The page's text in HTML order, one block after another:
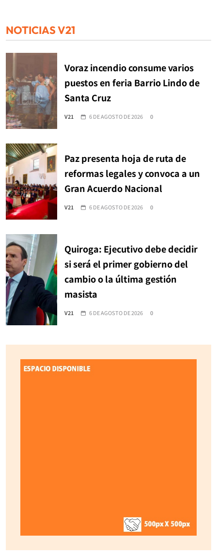
NOTICIAS V21
Voraz incendio consume varios
puestos en feria Barrio Lindo de
Santa Cruz
V21 6 DE AGOSTO DE 2026 0
Paz presenta hoja de ruta de
reformas legales y convoca a un
Gran Acuerdo Nacional
V21 6 DE AGOSTO DE 2026 0
Quiroga: Ejecutivo debe decidir
si será el primer gobierno del
cambio o la última gestión
masista
V21 6 DE AGOSTO DE 2026 0